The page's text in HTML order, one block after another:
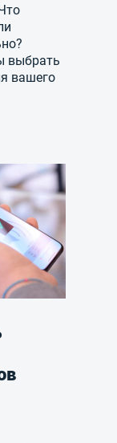
выбрать
вашего